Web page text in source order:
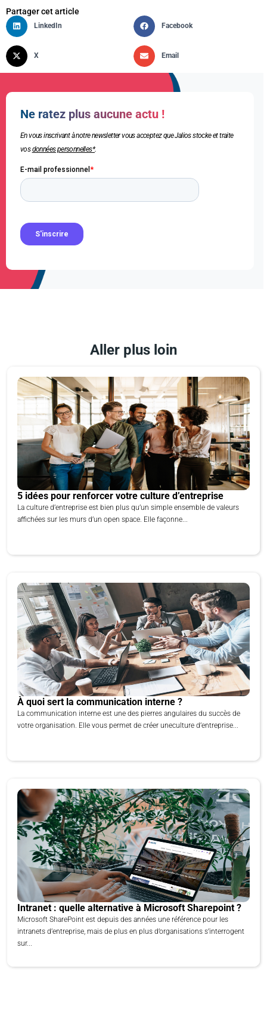
Partager cet article
LinkedIn Facebook
X Email
Ne ratez plus aucune actu !
En vous inscrivant à notre newsletter vous acceptez que Jalios stocke et traite
vosdonnées personnelles*.
Aller plus loin
5 idées pour renforcer votre culture d’entreprise
La culture d’entreprise est bien plus qu’un simple ensemble de valeurs
affichées sur les murs d’un open space. Elle façonne...
À quoi sert la communication interne ?
La communication interne est une des pierres angulaires du succès de
votre organisation. Elle vous permet de créer uneculture d’entreprise...
Intranet : quelle alternative à Microsoft Sharepoint ?
Microsoft SharePoint est depuis des années une référence pour les
intranets d’entreprise, mais de plus en plus d’organisations s’interrogent
sur...